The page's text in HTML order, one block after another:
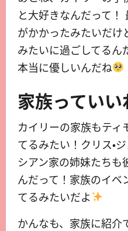
と大好きなんだって！
がかかったみたいだけ
みたいに過ごしてるん
本当に優しいんだね
家族っていい
カイリーの家族もティ
てるみたい！クリス・
シアン家の姉妹たちも
んだって！家族のイベ
てるみたいだよ
かんなも、家族に紹介